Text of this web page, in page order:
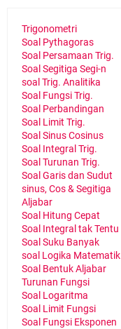
Trigonometri
Soal Pythagoras
Soal Persamaan Trig.
Soal Segitiga Segi-n
soal Trig. Analitika
Soal Fungsi Trig.
Soal Perbandingan
Soal Limit Trig.
Soal Sinus Cosinus
Soal Integral Trig.
Soal Turunan Trig.
Soal Garis dan Sudut
sinus, Cos & Segitiga
Aljabar
Soal Hitung Cepat
Soal Integral tak Tentu
Soal Suku Banyak
soal Logika Matematik
Soal Bentuk Aljabar
Turunan Fungsi
Soal Logaritma
Soal Limit Fungsi
Soal Fungsi Eksponen